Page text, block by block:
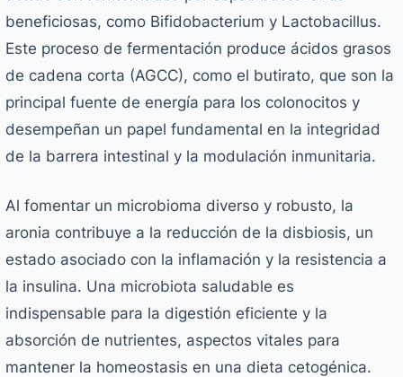
beneficiosas, como Bifidobacterium y Lactobacillus.
Este proceso de fermentación produce ácidos grasos
de cadena corta (AGCC), como el butirato, que son la
principal fuente de energía para los colonocitos y
desempeñan un papel fundamental en la integridad
de la barrera intestinal y la modulación inmunitaria.
Al fomentar un microbioma diverso y robusto, la
aronia contribuye a la reducción de la disbiosis, un
estado asociado con la inflamación y la resistencia a
la insulina. Una microbiota saludable es
indispensable para la digestión eficiente y la
absorción de nutrientes, aspectos vitales para
mantener la homeostasis en una dieta cetogénica.